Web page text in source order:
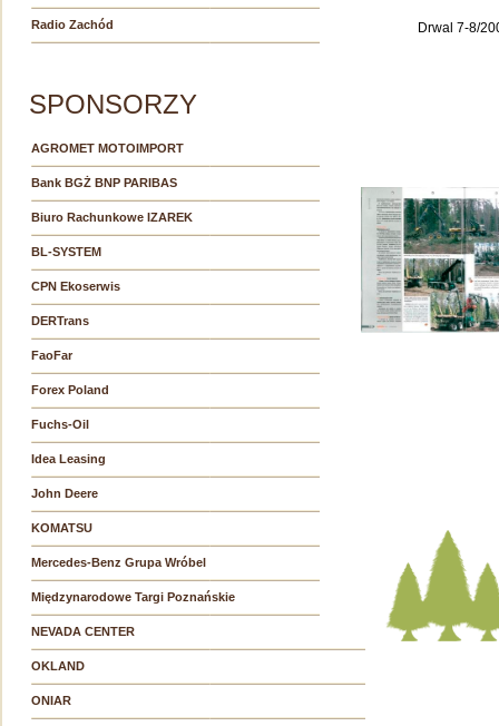
Radio Zachód
SPONSORZY
AGROMET MOTOIMPORT
Bank BGŻ BNP PARIBAS
Biuro Rachunkowe IZAREK
BL-SYSTEM
CPN Ekoserwis
DERTrans
FaoFar
Forex Poland
Fuchs-Oil
Idea Leasing
John Deere
KOMATSU
Mercedes-Benz Grupa Wróbel
Międzynarodowe Targi Poznańskie
NEVADA CENTER
OKLAND
ONIAR
Drwal 7-8/